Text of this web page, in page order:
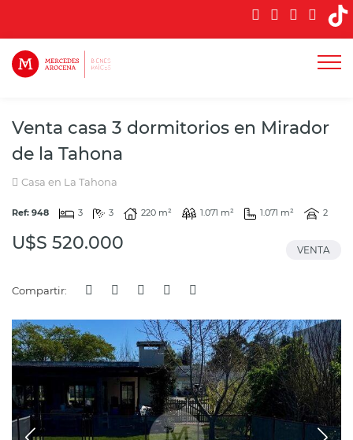
Venta casa 3 dormitorios en Mirador
de la Tahona
Casa en La Tahona
Ref: 948 3 3 220 m² 1.071 m² 1.071 m² 2
U$S 520.000 VENTA
Compartir: